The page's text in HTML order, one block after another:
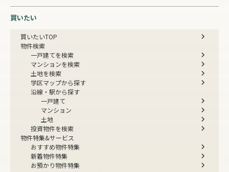
買いたい
買いたいTOP
物件検索
一戸建てを検索
マンションを検索
土地を検索
学区マップから探す
沿線・駅から探す
一戸建て
マンション
土地
投資物件を検索
物件特集&サービス
おすすめ物件特集
新着物件特集
お預かり物件特集